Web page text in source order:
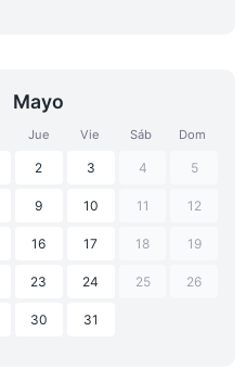
Mayo
Jue Vie Sáb Dom
2 3 4 5
9 10 11 12
16 17 18 19
23 24 25 26
30 31